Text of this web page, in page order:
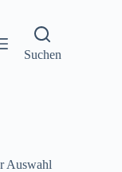
Suchen
Auswahl